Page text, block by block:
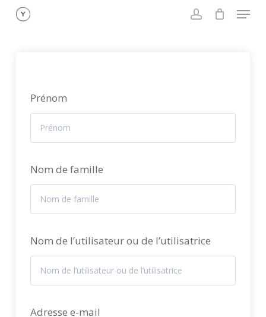
Skip
Menu
Prénom
Nom de famille
Nom de l’utilisateur ou de l’utilisatrice
Adresse e-mail